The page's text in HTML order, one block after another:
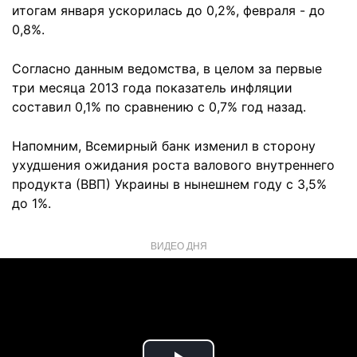
итогам января ускорилась до 0,2%, февраля - до
0,8%.
Согласно данным ведомства, в целом за первые
три месяца 2013 года показатель инфляции
составил 0,1% по сравнению с 0,7% год назад.
Напомним, Всемирный банк изменил в сторону
ухудшения ожидания роста валового внутреннего
продукта (ВВП) Украины в нынешнем году с 3,5%
до 1%.
ВИДЕО ДНЯ